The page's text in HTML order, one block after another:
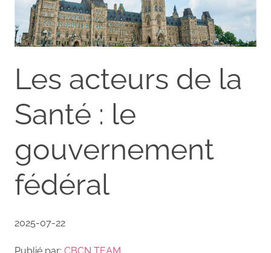
Les acteurs de la
Santé : le
gouvernement
fédéral
2025-07-22
Publié par: CBCN TEAM